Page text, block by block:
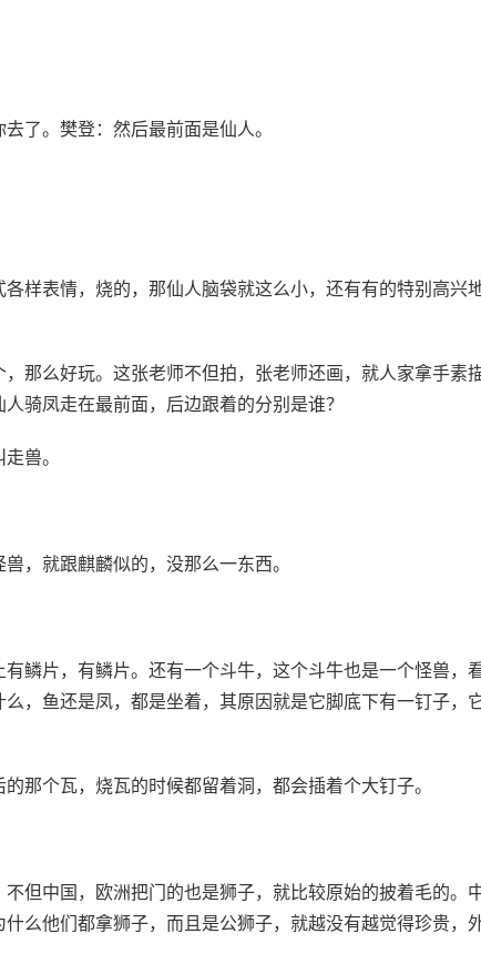
了。樊登：然后最前面是仙人。
样表情，烧的，那仙人脑袋就这么小，还有有的特别高兴
那么好玩。这张老师不但拍，张老师还画，就人家拿手素
骑凤走在最前面，后边跟着的分别是谁？
兽。
，就跟麒麟似的，没那么一东西。
鳞片，有鳞片。还有一个斗牛，这个斗牛也是一个怪兽，
，鱼还是凤，都是坐着，其原因就是它脚底下有一钉子，
那个瓦，烧瓦的时候都留着洞，都会插着个大钉子。
但中国，欧洲把门的也是狮子，就比较原始的披着毛的。
么他们都拿狮子，而且是公狮子，就越没有越觉得珍贵，